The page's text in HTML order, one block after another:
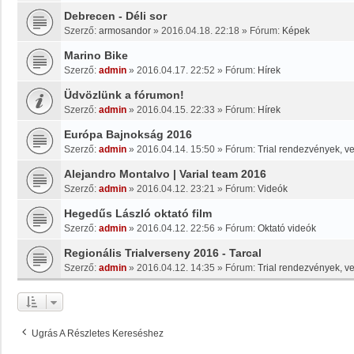
Debrecen - Déli sor
Szerző: armosandor » 2016.04.18. 22:18 » Fórum: Képek
Marino Bike
Szerző: admin » 2016.04.17. 22:52 » Fórum: Hírek
Üdvözlünk a fórumon!
Szerző: admin » 2016.04.15. 22:33 » Fórum: Hírek
Európa Bajnokság 2016
Szerző: admin » 2016.04.14. 15:50 » Fórum: Trial rendezvények,
Alejandro Montalvo | Varial team 2016
Szerző: admin » 2016.04.12. 23:21 » Fórum: Videók
Hegedűs László oktató film
Szerző: admin » 2016.04.12. 22:56 » Fórum: Oktató videók
Regionális Trialverseny 2016 - Tarcal
Szerző: admin » 2016.04.12. 14:35 » Fórum: Trial rendezvények,
Ugrás A Részletes Kereséshez